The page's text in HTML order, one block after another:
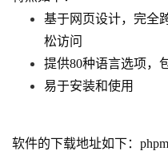
基于网页设计，完全
松访问
提供80种语言选项，
易于安装和使用
软件的下载地址如下：